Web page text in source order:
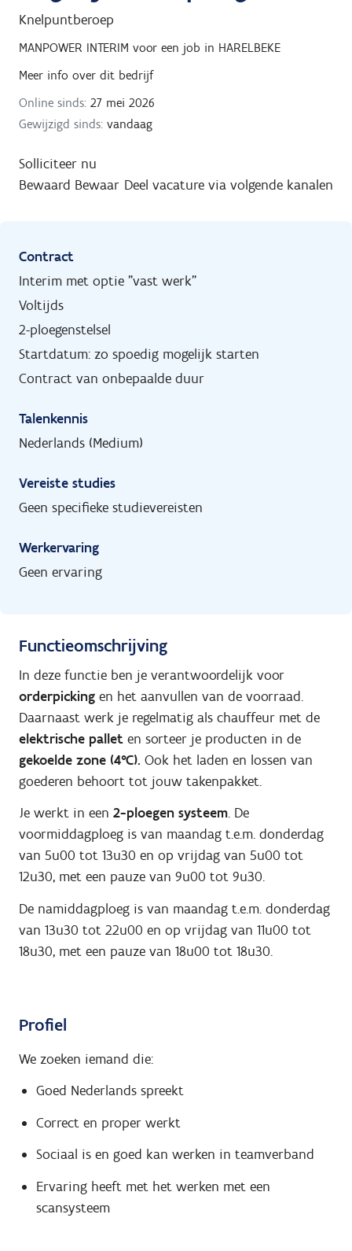
Knelpuntberoep
MANPOWER INTERIM voor een job in HARELBEKE
Meer info over dit bedrijf
Online sinds: 27 mei 2026
Gewijzigd sinds: vandaag
Solliciteer nu
Bewaard Bewaar Deel vacature via volgende kanalen
Contract
Interim met optie "vast werk"
Voltijds
2-ploegenstelsel
Startdatum: zo spoedig mogelijk starten
Contract van onbepaalde duur
Talenkennis
Nederlands (Medium)
Vereiste studies
Geen specifieke studievereisten
Werkervaring
Geen ervaring
Functieomschrijving
In deze functie ben je verantwoordelijk voor
orderpicking en het aanvullen van de voorraad.
Daarnaast werk je regelmatig als chauffeur met de
elektrische pallet en sorteer je producten in de
gekoelde zone (4°C). Ook het laden en lossen van
goederen behoort tot jouw takenpakket.
Je werkt in een 2-ploegen systeem. De
voormiddagploeg is van maandag t.e.m. donderdag
van 5u00 tot 13u30 en op vrijdag van 5u00 tot
12u30, met een pauze van 9u00 tot 9u30.
De namiddagploeg is van maandag t.e.m. donderdag
van 13u30 tot 22u00 en op vrijdag van 11u00 tot
18u30, met een pauze van 18u00 tot 18u30.
Profiel
We zoeken iemand die:
Goed Nederlands spreekt
Correct en proper werkt
Sociaal is en goed kan werken in teamverband
Ervaring heeft met het werken met een
scansysteem